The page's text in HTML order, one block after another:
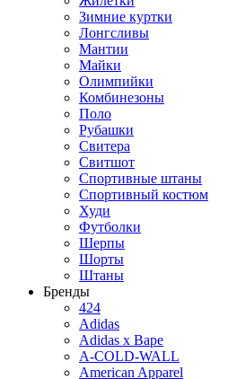
Зимние куртки
Лонгсливы
Мантии
Майки
Олимпийки
Комбинезоны
Поло
Рубашки
Свитера
Свитшот
Спортивные штаны
Спортивный костюм
Худи
Футболки
Шерпы
Шорты
Штаны
Бренды
424
Adidas
Adidas x Bape
A-COLD-WALL
American Apparel